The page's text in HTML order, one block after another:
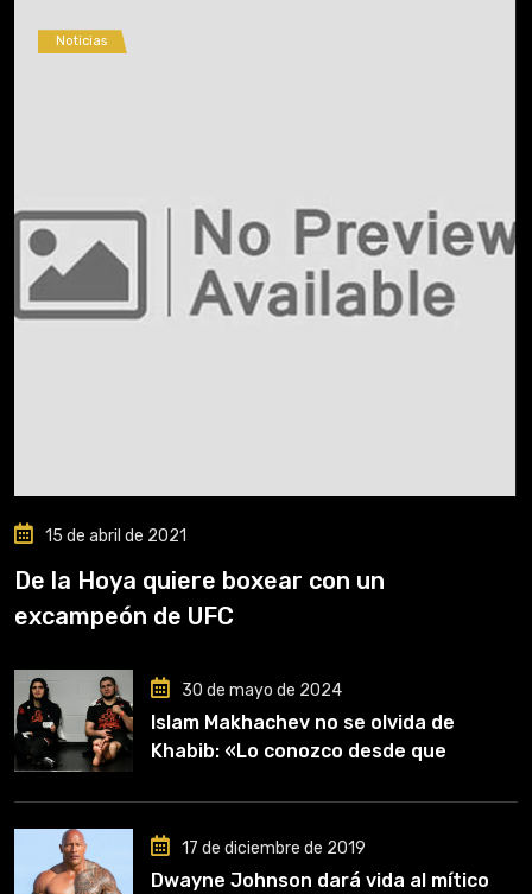
Noticias
15 de abril de 2021
De la Hoya quiere boxear con un
excampeón de UFC
30 de mayo de 2024
Islam Makhachev no se olvida de
Khabib: «Lo conozco desde que
clave en mi carrera»
17 de diciembre de 2019
Dwayne Johnson dará vida al mítico